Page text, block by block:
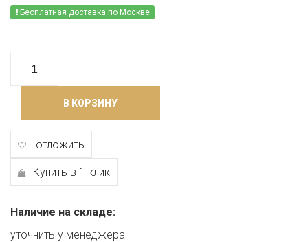
Бесплатная доставка по Москве
В КОРЗИНУ
отложить
Купить в 1 клик
Наличие на складе:
уточнить у менеджера